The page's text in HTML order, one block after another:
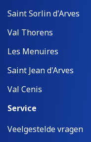
Saint Sorlin d'Arves
Val Thorens
Les Menuires
Saint Jean d'Arves
Val Cenis
Service
Veelgestelde vragen